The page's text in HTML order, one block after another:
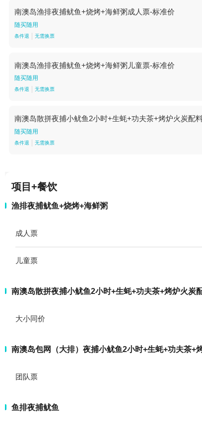
南澳岛渔排夜捕鱿鱼+烧烤+海鲜粥成人票-标准价
随买随用
条件退 无需换票
南澳岛渔排夜捕鱿鱼+烧烤+海鲜粥儿童票-标准价
随买随用
条件退 无需换票
南澳岛散拼夜捕小鱿鱼2小时+生蚝+功夫茶+烤炉火炭配
随买随用
条件退 无需换票
项目+餐饮
渔排夜捕鱿鱼+烧烤+海鲜粥
成人票
儿童票
南澳岛散拼夜捕小鱿鱼2小时+生蚝+功夫茶+烤炉火炭
大小同价
南澳岛包网（大排）夜捕小鱿鱼2小时+生蚝+功夫茶+
团队票
鱼排夜捕鱿鱼